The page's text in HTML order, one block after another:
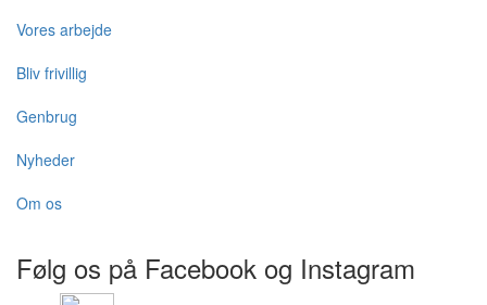
Vores arbejde
Bliv frivillig
Genbrug
Nyheder
Om os
Følg os på Facebook og Instagram